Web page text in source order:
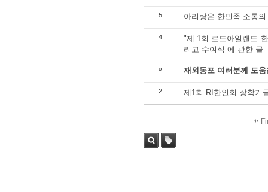
5 아리랑은 한민족 소통
4
"제 1회 로드아일랜드
리고 수여식 에 관한 글
» 재외동포 여러분께 도
2 제1회 RI한인회 장학기